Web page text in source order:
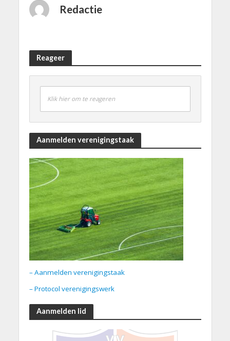
Redactie
Reageer
Klik hier om te reageren
Aanmelden verenigingstaak
– Aanmelden verenigingstaak
– Protocol verenigingswerk
Aanmelden lid